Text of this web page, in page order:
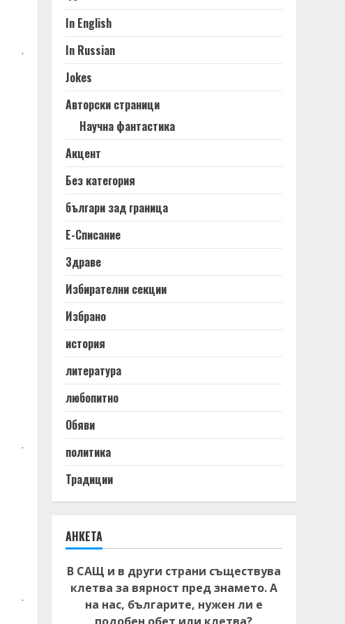
.
.
.
In English
In Russian
Jokes
Авторски страници
Научна фантастика
Акцент
Без категория
българи зад граница
Е-Списание
Здраве
Избирателни секции
Избрано
история
литература
любопитно
Обяви
политика
Традиции
АНКЕТА
В САЩ и в други страни съществува
клетва за вярност пред знамето. А
на нас, българите, нужен ли е